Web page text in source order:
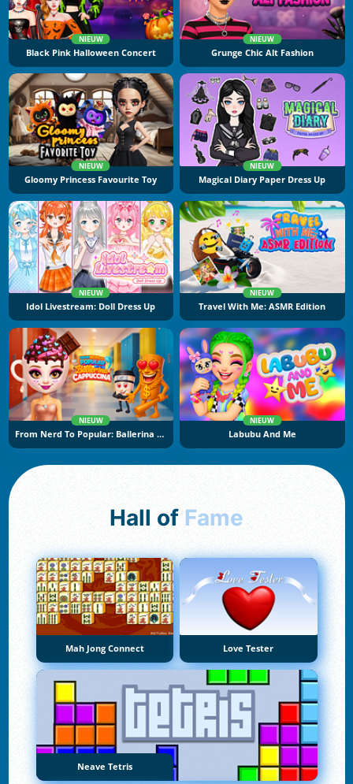
NIEUW
Black Pink Halloween Concert
NIEUW
Grunge Chic Alt Fashion
NIEUW
Gloomy Princess Favourite Toy
NIEUW
Magical Diary Paper Dress Up
NIEUW
Idol Livestream: Doll Dress Up
NIEUW
Travel With Me: ASMR Edition
NIEUW
From Nerd To Popular: Ballerina Cuppuccina
NIEUW
Labubu And Me
Hall of Fame
Mah Jong Connect Love Tester
Neave Tetris